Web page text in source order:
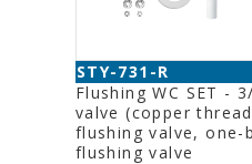
STY-731-R
Flushing WC SET -
valve (copper
flushing valve, one-
flushing valve